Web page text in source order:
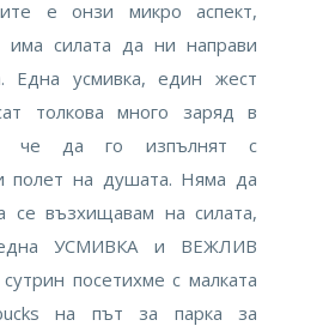
е онзи микро аспект,
има силата да ни направи
Една усмивка, един жест
толкова много заряд в
че да го изпълнят с
полет на душата. Няма да
възхищавам на силата,
УСМИВКА и ВЕЖЛИВ
посетихме с малката
на път за парка за